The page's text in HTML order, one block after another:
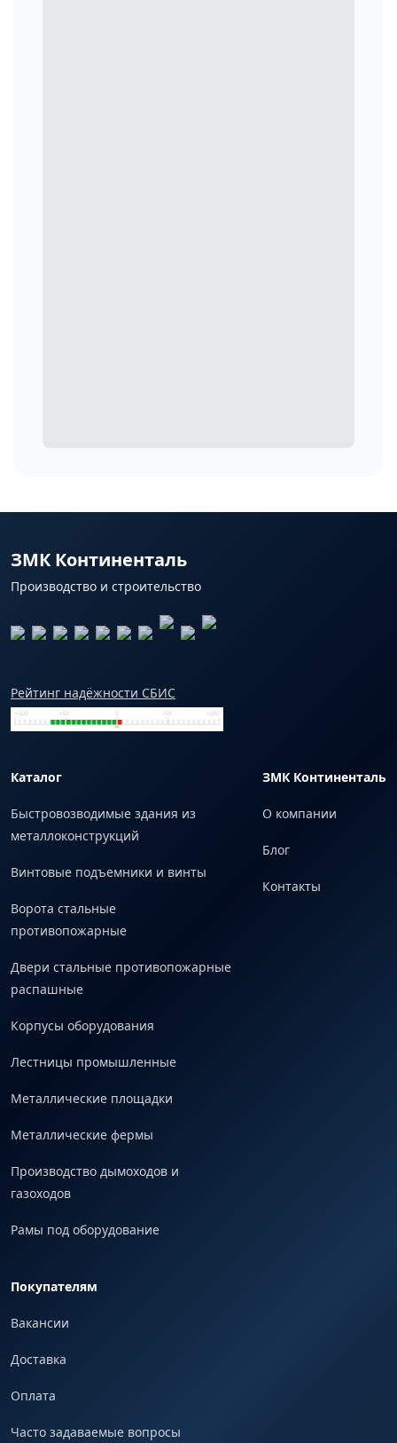
ЗМК Континенталь
Производство и строительство
Рейтинг надёжности СБИС
Каталог
Быстровозводимые здания из
металлоконструкций
Винтовые подъемники и винты
Ворота стальные
противопожарные
Двери стальные противопожарные
распашные
Корпусы оборудования
Лестницы промышленные
Металлические площадки
Металлические фермы
Производство дымоходов и
газоходов
Рамы под оборудование
ЗМК Континенталь
О компании
Блог
Контакты
Покупателям
Вакансии
Доставка
Оплата
Часто задаваемые вопросы